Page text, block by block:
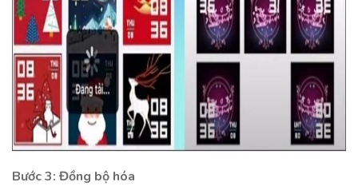
Bước 3: Đồng bộ hóa